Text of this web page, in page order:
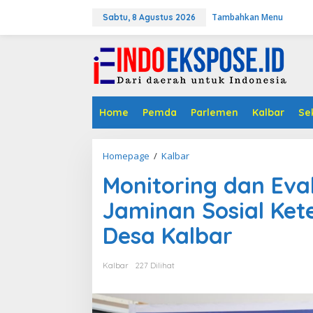
Sabtu, 8 Agustus 2026 Tambahkan Menu
Home Pemda Parlemen Kalbar
Homepage / Kalbar
n
t
o
r
i
a
Monitoring dan
Jaminan Sosial
Desa Kalbar
Kalbar 227 Dilihat